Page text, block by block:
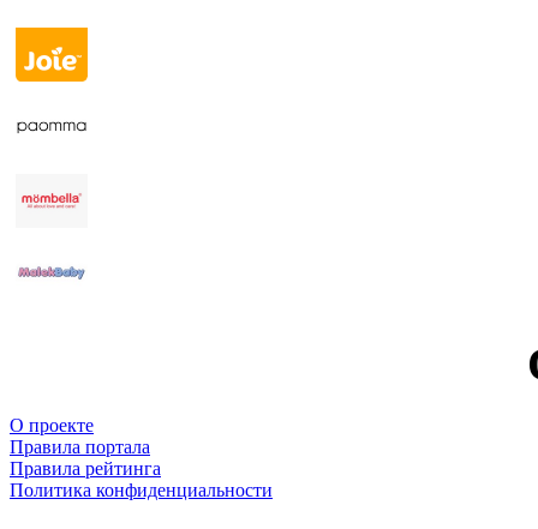
О проекте
Правила портала
Правила рейтинга
Политика конфиденциальности